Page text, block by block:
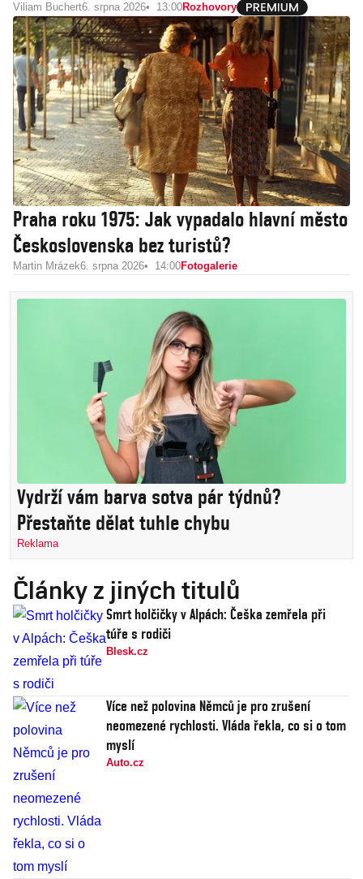
Viliam Buchert6. srpna 2026 13:00Rozhovory
Praha roku 1975: Jak vypadalo hlavní město
Československa bez turistů?
Martin Mrázek6. srpna 2026 14:00Fotogalerie
Vydrží vám barva sotva pár týdnů?
Přestaňte dělat tuhle chybu
Reklama
Články z jiných titulů
Smrt holčičky v Alpách: Češka zemřela při
túře s rodiči
Blesk.cz
Více než polovina Němců je pro zrušení
neomezené rychlosti. Vláda řekla, co si o tom
myslí
Auto.cz